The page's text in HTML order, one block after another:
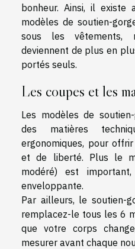
bonheur. Ainsi, il existe
modèles de soutien-
sous les vêtements,
deviennent de plus en
portés seuls.
Les coupes et les
Les modèles de
des matières
ergonomiques, pour
et de liberté. Plus le
modéré) est
enveloppante.
Par ailleurs, le soutien-
remplacez-le tous les 6
que votre corps
mesurer avant chaque